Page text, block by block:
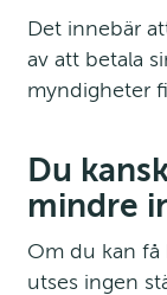
Det innebär
av att betala
myndigheter
Du
mindre
Om du kan
utses ingen